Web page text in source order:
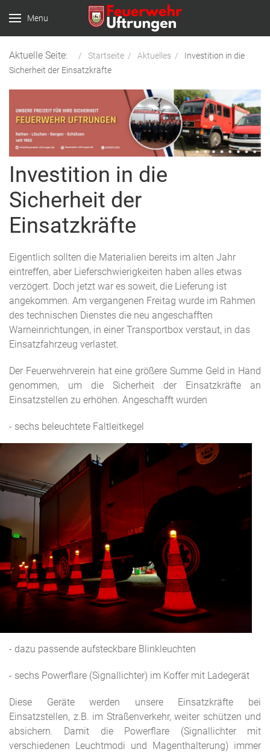
Menu
Aktuelle Seite: Startseite Aktuelles
Investition in die
Sicherheit der Einsatzkräfte
Investition in die
Sicherheit der
Einsatzkräfte
Eigentlich sollten die Materialien bereits im alten Jahr
eintreffen, aber Lieferschwierigkeiten haben alles etwas
verzögert. Doch jetzt war es soweit, die Lieferung ist
angekommen. Am vergangenen Freitag wurde im Rahmen
des technischen Dienstes die neu angeschafften
Warneinrichtungen, in einer Transportbox verstaut, in das
Einsatzfahrzeug verlastet.
Der Feuerwehrverein hat eine größere Summe Geld in Hand
genommen, um die Sicherheit der Einsatzkräfte an
Einsatzstellen zu erhöhen. Angeschafft wurden
- sechs beleuchtete Faltleitkegel
- dazu passende aufsteckbare Blinkleuchten
- sechs Powerflare (Signallichter) im Koffer mit Ladegerät
Diese Geräte werden unsere Einsatzkräfte bei
Einsatzstellen, z.B. im Straßenverkehr, weiter schützen und
absichern. Damit die Powerflare (Signallichter mit
verschiedenen Leuchtmodi und Magenthalterung) immer